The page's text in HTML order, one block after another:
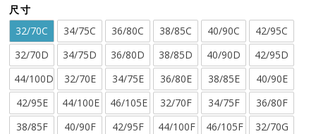
尺寸
32/70C 34/75C 36/80C 38/85C 40/90C
42/95C
32/70D
34/75D 36/80D 38/85D 40/90D
42/95D
44/100D
32/70E 34/75E 36/80E 38/85E
40/90E
42/95E
44/100E 46/105E 32/70F 34/75F
36/80F
38/85F
40/90F 42/95F 44/100F 46/105F
32/70G